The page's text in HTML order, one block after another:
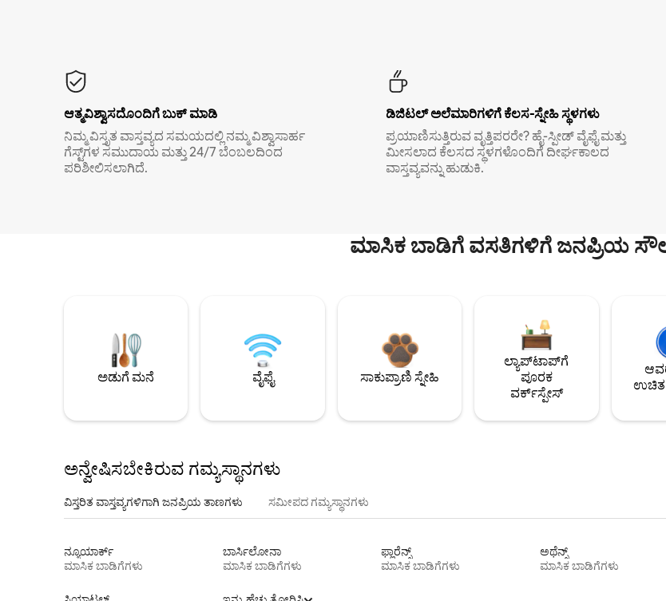
ಆತ್ಮವಿಶ್ವಾಸದೊಂದಿಗೆ ಬುಕ್ ಮಾಡಿ
ನಿಮ್ಮ ವಿಸ್ತೃತ ವಾಸ್ತವ್ಯದ ಸಮಯದಲ್ಲಿ ನಮ್ಮ ವಿಶ್ವಾಸಾರ್ಹ
ಗೆಸ್ಟ್‌ಗಳ ಸಮುದಾಯ ಮತ್ತು 24/7 ಬೆಂಬಲದಿಂದ
ಪರಿಶೀಲಿಸಲಾಗಿದೆ.
ಡಿಜಿಟಲ್ ಅಲೆಮಾರಿಗಳಿಗೆ ಕೆಲಸ-ಸ್ನೇಹಿ ಸ್ಥಳಗಳು
ಪ್ರಯಾಣಿಸುತ್ತಿರುವ ವೃತ್ತಿಪರರೇ? ಹೈ-ಸ್ಪೀಡ್ ವೈಫೈ ಮತ್ತು
ಮೀಸಲಾದ ಕೆಲಸದ ಸ್ಥಳಗಳೊಂದಿಗೆ ದೀರ್ಘಕಾಲದ
ವಾಸ್ತವ್ಯವನ್ನು ಹುಡುಕಿ.
ಮಾಸಿಕ ಬಾಡಿಗೆ ವಸತಿಗಳಿಗೆ ಜನಪ್ರಿಯ
ಅಡುಗೆ ಮನೆ ವೈಫೈ ಸಾಕುಪ್ರಾಣಿ ಸ್ನೇಹಿ
ಲ್ಯಾಪ್‌ಟಾಪ್‌ಗೆ
ಪೂರಕ
ವರ್ಕ್‌ಸ್ಪೇಸ್
ಉಚಿತ
ಅನ್ವೇಷಿಸಬೇಕಿರುವ ಗಮ್ಯಸ್ಥಾನಗಳು
ವಿಸ್ತರಿತ ವಾಸ್ತವ್ಯಗಳಿಗಾಗಿ ಜನಪ್ರಿಯ ತಾಣಗಳು ಸಮೀಪದ ಗಮ್ಯಸ್ಥಾನಗಳು
ನ್ಯೂಯಾರ್ಕ್
ಮಾಸಿಕ ಬಾಡಿಗೆಗಳು
ಬಾರ್ಸಿಲೋನಾ
ಮಾಸಿಕ ಬಾಡಿಗೆಗಳು
ಫ್ಲಾರೆನ್ಸ್
ಮಾಸಿಕ ಬಾಡಿಗೆಗಳು
ಅಥೆನ್ಸ್
ಮಾಸಿಕ ಬಾಡಿಗೆಗಳು